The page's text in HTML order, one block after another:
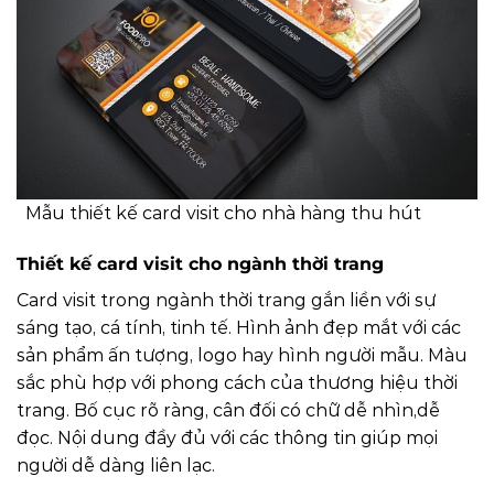
Mẫu thiết kế card visit cho nhà hàng thu hút
Thiết kế card visit cho ngành thời trang
Card visit trong ngành thời trang gắn liền với sự
sáng tạo, cá tính, tinh tế. Hình ảnh đẹp mắt với các
sản phẩm ấn tượng, logo hay hình người mẫu. Màu
sắc phù hợp với phong cách của thương hiệu thời
trang. Bố cục rõ ràng, cân đối có chữ dễ nhìn,dễ
đọc. Nội dung đầy đủ với các thông tin giúp mọi
người dễ dàng liên lạc.